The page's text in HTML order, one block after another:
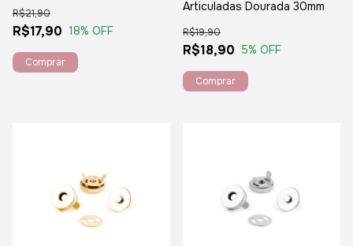
R$17,90
R$21,90
18% OFF
Articuladas Dourada 30mm
R$18,90
R$19,90
5% OFF
Comprar